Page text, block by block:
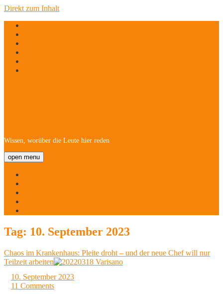
Direkt zum Inhalt
Wissen, worüber die Leute hier reden
open menu
Tag: 10. September 2023
Chaos im Krankenhaus: Pleite droht – und der neue Chef will nur
Teilzeit arbeiten
10. September 2023
11 Comments